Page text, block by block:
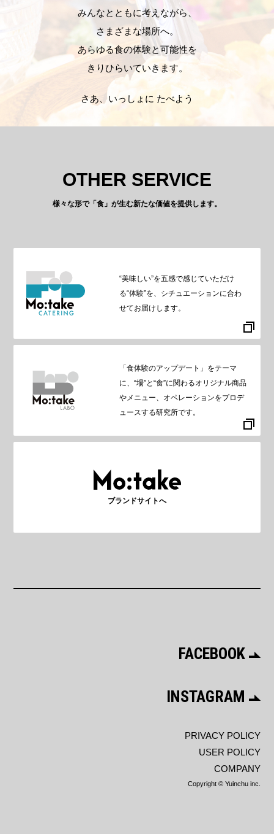
みんなとともに考えながら、
さまざまな場所へ。
あらゆる食の体験と可能性を
きりひらいていきます。
さあ、いっしょに たべよう
OTHER SERVICE
様々な形で「食」が生む新たな価値を提供します。
“美味しい”を五感で感じていただけ
る“体験”を、シチュエーションに合わ
せてお届けします。
「食体験のアップデート」をテーマ
に、“場”と“食”に関わるオリジナル商品
やメニュー、オペレーションをプロデ
ュースする研究所です。
ブランドサイトへ
FACEBOOK
INSTAGRAM
PRIVACY POLICY
USER POLICY
COMPANY
Copyright © Yuinchu inc.